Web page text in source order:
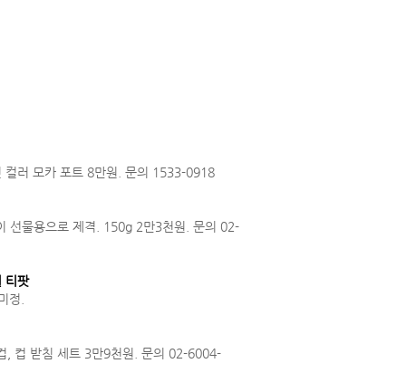
컬러 모카 포트 8만원. 문의 1533-0918
선물용으로 제격. 150g 2만3천원. 문의 02-
티팟
정.
, 컵 받침 세트 3만9천원. 문의 02-6004-